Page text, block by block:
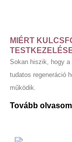
MIÉRT
Sokan hiszik, hogy
tudatos regeneráció
működik.
Tovább